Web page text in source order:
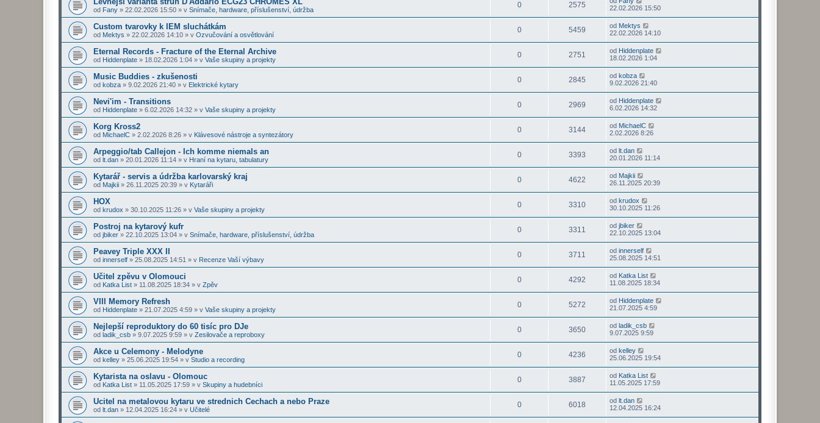
od Fany » 22.02.2026 15:50 » v Snímače, hardware, příslušenství, údržba
0 2575
22.02.2026 15:50
Custom tvarovky k IEM sluchátkám
od Mektys » 22.02.2026 14:10 » v Ozvučování a osvětlování
0 5459 od Mektys
22.02.2026 14:10
Eternal Records - Fracture of the Eternal Archive
od Hiddenplate » 18.02.2026 1:04 » v Vaše skupiny a projekty
0 2751 od Hiddenplate
18.02.2026 1:04
Music Buddies - zkušenosti
od kobza » 9.02.2026 21:40 » v Elektrické kytary
0 2845 od kobza
9.02.2026 21:40
Nevi'im - Transitions
od Hiddenplate » 6.02.2026 14:32 » v Vaše skupiny a projekty
0 2969 od Hiddenplate
6.02.2026 14:32
Korg Kross2
od MichaelC » 2.02.2026 8:26 » v Klávesové nástroje a syntezátory
0 3144 od MichaelC
2.02.2026 8:26
Arpeggio/tab Callejon - Ich komme niemals an
od lt.dan » 20.01.2026 11:14 » v Hraní na kytaru, tabulatury
0 3393 od lt.dan
20.01.2026 11:14
Kytarář - servis a údržba karlovarský kraj
od Majkii » 26.11.2025 20:39 » v Kytaráři
0 4622 od Majkii
26.11.2025 20:39
HOX
od krudox » 30.10.2025 11:26 » v Vaše skupiny a projekty
0 3310 od krudox
30.10.2025 11:26
Postroj na kytarový kufr
od jbiker » 22.10.2025 13:04 » v Snímače, hardware, příslušenství, údržba
0 3311 od jbiker
22.10.2025 13:04
Peavey Triple XXX II
od innerself » 25.08.2025 14:51 » v Recenze Vaší výbavy
0 3711 od innerself
25.08.2025 14:51
Učitel zpěvu v Olomouci
od Katka List » 11.08.2025 18:34 » v Zpěv
0 4292 od Katka List
11.08.2025 18:34
VIII Memory Refresh
od Hiddenplate » 21.07.2025 4:59 » v Vaše skupiny a projekty
0 5272 od Hiddenplate
21.07.2025 4:59
Nejlepší reproduktory do 60 tisíc pro DJe
od ladik_csb » 9.07.2025 9:59 » v Zesilovače a reproboxy
0 3650 od ladik_csb
9.07.2025 9:59
Akce u Celemony - Melodyne
od kelley » 25.06.2025 19:54 » v Studio a recording
0 4236 od kelley
25.06.2025 19:54
Kytarista na oslavu - Olomouc
od Katka List » 11.05.2025 17:59 » v Skupiny a hudebníci
0 3887 od Katka List
11.05.2025 17:59
Ucitel na metalovou kytaru ve strednich Cechach a nebo Praze
od lt.dan » 12.04.2025 16:24 » v Učitelé
0 6018 od lt.dan
12.04.2025 16:24